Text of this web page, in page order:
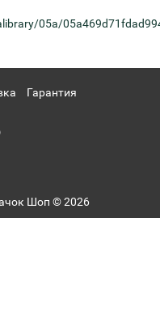
05a/
Гарантия
Шоп © 2026